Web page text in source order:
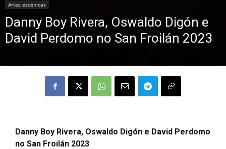
Artes escénicas
Danny Boy Rivera, Oswaldo Digón e
David Perdomo no San Froilán 2023
Danny Boy Rivera, Oswaldo Digón e David Perdomo
no San Froilán 2023